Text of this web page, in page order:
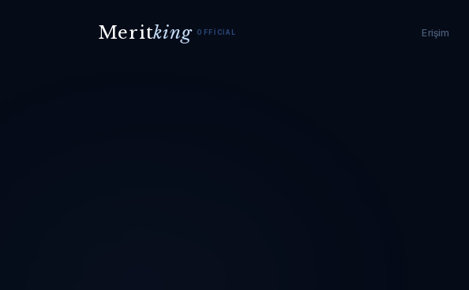
Meritking OFFICIAL Erişim